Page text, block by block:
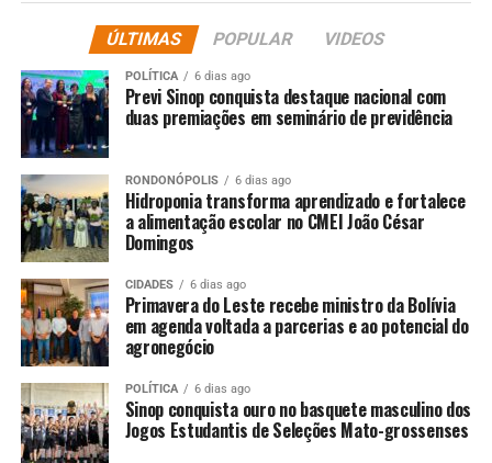
historicamente a mais chuva no Norte/Nordeste, maior
risco de veranicos no Sul e temperaturas relativamente
mais amenas no Sudeste e Centro-Oeste em
comparação com anos de El Niño forte.
Para o Sul, especialmente o Rio Grande do Sul, o cenário
é de chuvas mais irregulares, com intervalos maiores
entre um evento e outro, mas sem indicação de seca
severa para este ciclo.
O verão não deve ser marcado por ondas prolongadas de
calor, o que reduz o risco de estresse térmico nas
lavouras. Podem ocorrer janelas curtas de tempo mais
seco e quente, mas os modelos indicam temperatura
mais moderada na média da estação, em comparação
com verões recentes.
ÚLTIMAS POPULAR VIDEOS
POLÍTICA 6 dias ago
Previ Sinop conquista destaque nacional com
duas premiações em seminário de previdência
RONDONÓPOLIS 6 dias ago
Hidroponia transforma aprendizado e fortalece
a alimentação escolar no CMEI João César
Domingos
CIDADES 6 dias ago
Primavera do Leste recebe ministro da Bolívia
em agenda voltada a parcerias e ao potencial do
agronegócio
POLÍTICA 6 dias ago
Sinop conquista ouro no basquete masculino dos
Jogos Estudantis de Seleções Mato-grossenses